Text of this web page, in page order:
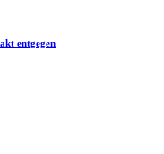
entgegen